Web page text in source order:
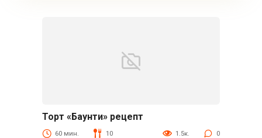
Выпечка
Торт «Баунти» рецепт
60 мин. 10 1.5к. 0